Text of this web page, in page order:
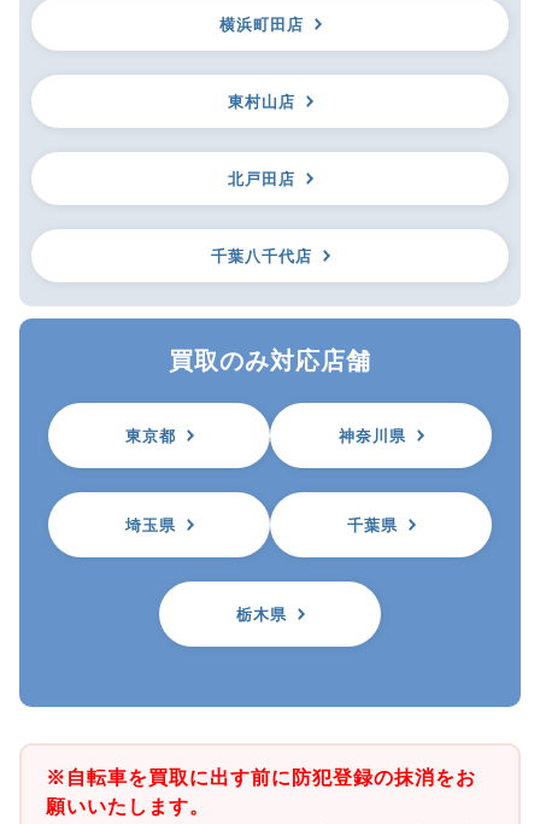
横浜町田店
東村山店
北戸田店
千葉八千代店
買取のみ対応店舗
東京都 神奈川県
埼玉県 千葉県
栃木県
※自転車を買取に出す前に防犯登録の抹消をお
願いいたします。